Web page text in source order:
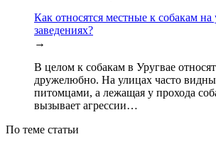
Как относятся местные к собакам на
заведениях?
→
В целом к собакам в Уругвае
дружелюбно. На улицах часто
питомцами, а лежащая у прохода
вызывает агрессии…
По теме статьи